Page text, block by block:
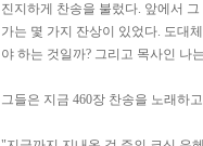
진지하게 찬송을 불렀다. 앞에서
가는 몇 가지 잔상이 있었다. 도대
야 하는 것일까? 그리고 목사인 나
그들은 지금 460장 찬송을 노래하